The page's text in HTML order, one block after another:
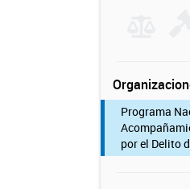
Programa
por el Delito